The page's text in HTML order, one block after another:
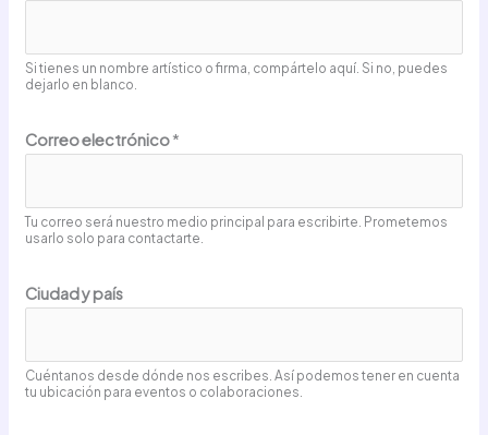
Si tienes un nombre artístico o firma, compártelo aquí. Si no, puedes
dejarlo en blanco.
Correo electrónico*
Tu correo será nuestro medio principal para escribirte. Prometemos
usarlo solo para contactarte.
Ciudad y país
Cuéntanos desde dónde nos escribes. Así podemos tener en cuenta
tu ubicación para eventos o colaboraciones.